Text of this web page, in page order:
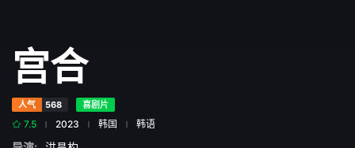
宫合
人气 568 喜剧片
7.5 2023 韩国 韩语